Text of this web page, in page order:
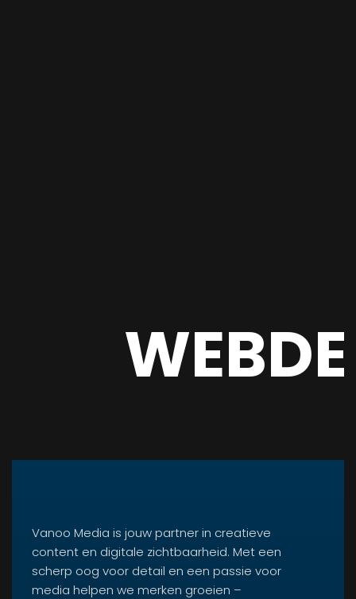
Vanoo Media is jouw partner in creatieve
content en digitale zichtbaarheid. Met een
scherp oog voor detail en een passie voor
media helpen we merken groeien –